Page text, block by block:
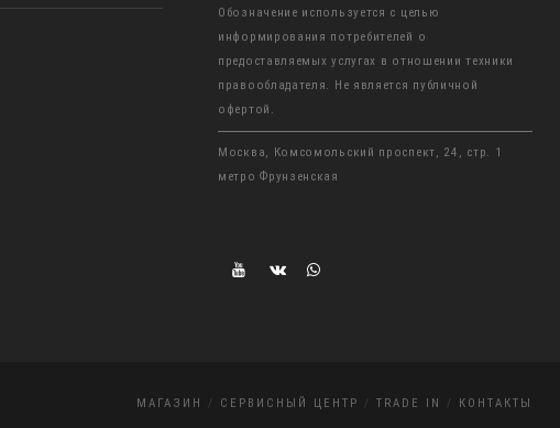
Обозначение используется с целью
информирования потребителей о
предоставляемых услугах в отношении техники
правообладателя. Не является публичной
офертой.
Москва, Комсомольский проспект, 24, стр. 1
метро Фрунзенская
МАГАЗИН СЕРВИСНЫЙ ЦЕНТР TRADE IN КОНТАКТЫ